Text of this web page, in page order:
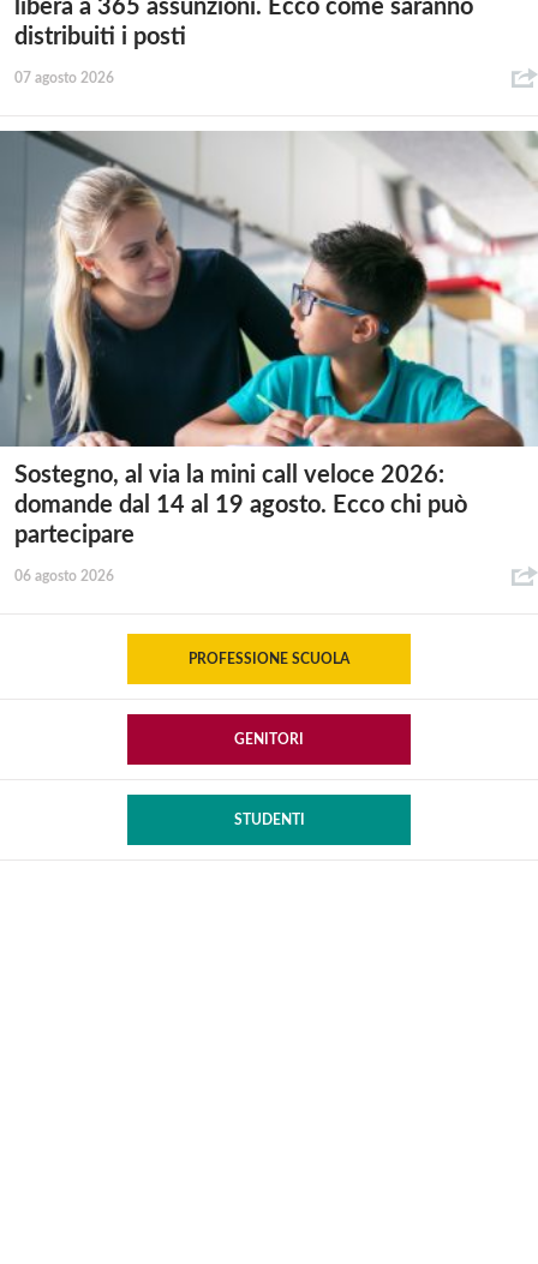
libera a 365 assunzioni. Ecco come saranno
distribuiti i posti
07 agosto 2026
Sostegno, al via la mini call veloce 2026:
domande dal 14 al 19 agosto. Ecco chi può
partecipare
06 agosto 2026
PROFESSIONE SCUOLA
GENITORI
STUDENTI